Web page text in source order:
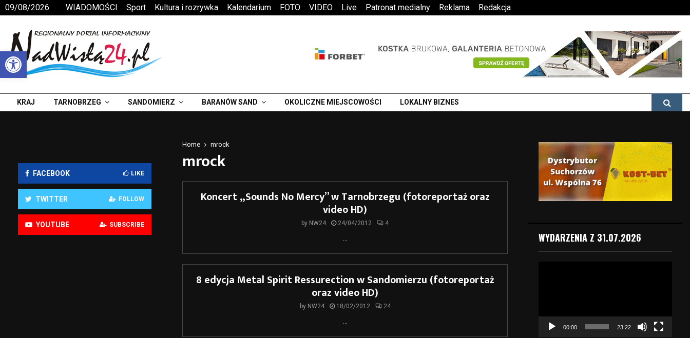
Otwórz pasek narzędzi
09/08/2026 WIADOMOŚCI Sport Kultura i rozrywka Kalendarium FOTO VIDEO Live Patronat medialny Reklama Redakcja
KRAJ TARNOBRZEG SANDOMIERZ BARANÓW SAND OKOLICZNE MIEJSCOWOŚCI LOKALNY BIZNES
Home mrock
mrock
Koncert „Sounds No Mercy” w Tarnobrzegu (fotoreportaż oraz
video HD)
by NW24 24/04/2012 4
8 edycja Metal Spirit Ressurection w Sandomierzu (fotoreportaż
oraz video HD)
by NW24 18/02/2012 24
FACEBOOK LIKE
TWITTER FOLLOW
YOUTUBE SUBSCRIBE
WYDARZENIA Z 31.07.2026
00:00 23:22